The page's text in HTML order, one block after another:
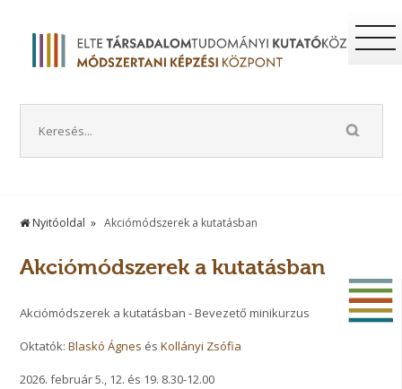
Nyitóoldal Akciómódszerek a kutatásban
Akciómódszerek a kutatásban
Akciómódszerek a kutatásban - Bevezető minikurzus
Oktatók:Blaskó Ágnes ésKollányi Zsófia
2026. február 5., 12. és 19. 8.30-12.00